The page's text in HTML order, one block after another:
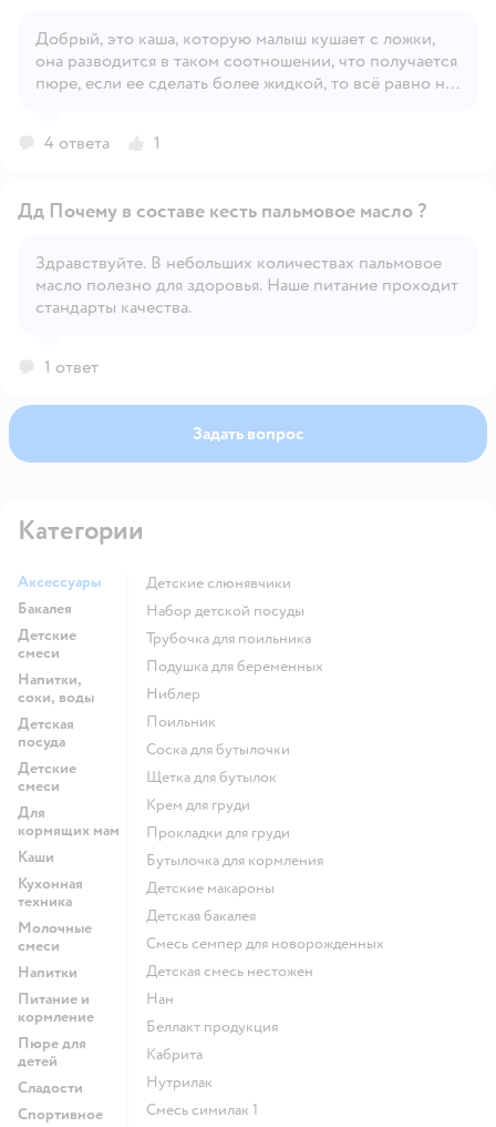
Открыть вопрос
Добрый, это каша, которую малыш кушает с ложки,
она разводится в таком соотношении, что получается
пюре, если ее сделать более жидкой, то всё равно не
4 ответа 1
Открыть вопрос
Дд Почему в составе кесть пальмовое масло ?
Здравствуйте. В небольших количествах пальмовое
масло полезно для здоровья. Наше питание проходит
стандарты качества.
1 ответ
Задать вопрос
Категории
Аксессуары
Бакалея
Детские
смеси
Напитки,
соки, воды
Детская
посуда
Детские
смеси
Для
кормящих мам
Каши
Кухонная
техника
Молочные
смеси
Напитки
Питание и
кормление
Пюре для
детей
Сладости
Спортивное
Детские слюнявчики
набор детской посуды
трубочка для поильника
подушка для беременных
ниблер
поильник
соска для бутылочки
щетка для бутылок
крем для груди
прокладки для груди
бутылочка для кормления
детские макароны
детская бакалея
смесь семпер для новорожденных
детская смесь нестожен
нан
беллакт продукция
кабрита
нутрилак
смесь симилак 1